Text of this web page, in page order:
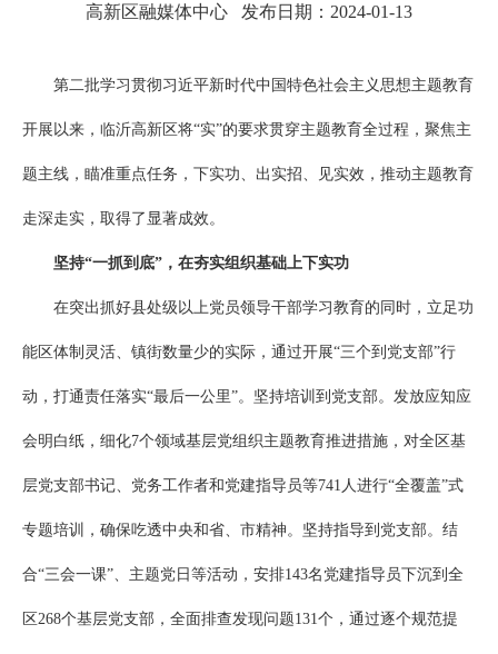
高新区融媒体中心 发布日期：2024-01-13
第二批学习贯彻习近平新时代中国特色社会主义思想主题教育
开展以来，临沂高新区将“实”的要求贯穿主题教育全过程，聚焦主
题主线，瞄准重点任务，下实功、出实招、见实效，推动主题教育
走深走实，取得了显著成效。
坚持“一抓到底”，在夯实组织基础上下实功
在突出抓好县处级以上党员领导干部学习教育的同时，立足功
能区体制灵活、镇街数量少的实际，通过开展“三个到党支部”行
动，打通责任落实“最后一公里”。坚持培训到党支部。发放应知应
会明白纸，细化7个领域基层党组织主题教育推进措施，对全区基
层党支部书记、党务工作者和党建指导员等741人进行“全覆盖”式
专题培训，确保吃透中央和省、市精神。坚持指导到党支部。结
合“三会一课”、主题党日等活动，安排143名党建指导员下沉到全
区268个基层党支部，全面排查发现问题131个，通过逐个规范提